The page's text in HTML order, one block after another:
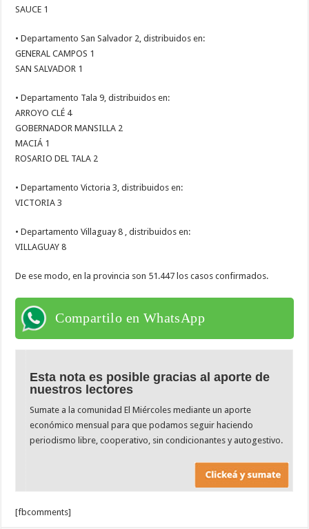
SAUCE 1
• Departamento San Salvador 2, distribuidos en:
GENERAL CAMPOS 1
SAN SALVADOR 1
• Departamento Tala 9, distribuidos en:
ARROYO CLÉ 4
GOBERNADOR MANSILLA 2
MACIÁ 1
ROSARIO DEL TALA 2
• Departamento Victoria 3, distribuidos en:
VICTORIA 3
• Departamento Villaguay 8 , distribuidos en:
VILLAGUAY 8
De ese modo, en la provincia son 51.447 los casos confirmados.
Compartilo en WhatsApp
Esta nota es posible gracias al aporte de
nuestros lectores
Sumate a la comunidad El Miércoles mediante un aporte
económico mensual para que podamos seguir haciendo
periodismo libre, cooperativo, sin condicionantes y autogestivo.
[fbcomments]